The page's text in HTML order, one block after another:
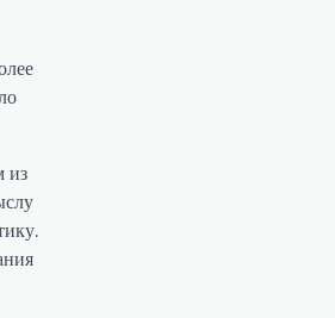
из